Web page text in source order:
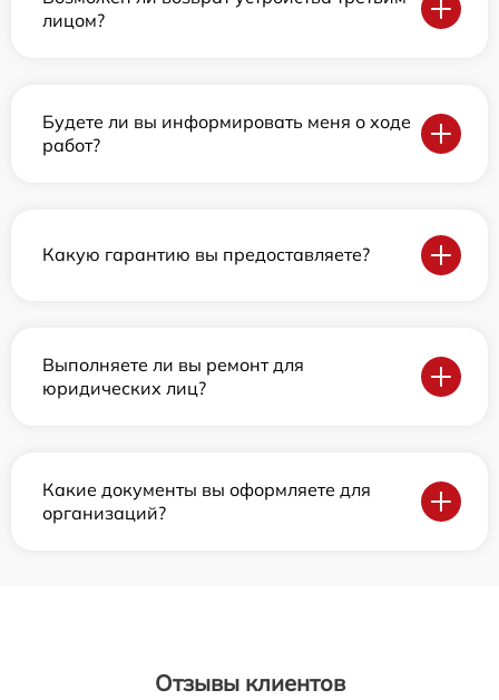
лицом?
Будете ли вы информировать меня о ходе
работ?
Какую гарантию вы предоставляете?
Выполняете ли вы ремонт для
юридических лиц?
Какие документы вы оформляете для
организаций?
Отзывы клиентов